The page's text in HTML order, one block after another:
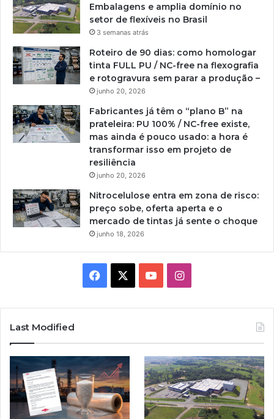
Embalagens e amplia domínio no
setor de flexíveis no Brasil
3 semanas atrás
Roteiro de 90 dias: como homologar
tinta FULL PU / NC-free na flexografia
e rotogravura sem parar a produção –
junho 20, 2026
Fabricantes já têm o “plano B” na
prateleira: PU 100% / NC-free existe,
mas ainda é pouco usado: a hora é
transformar isso em projeto de
resiliência
junho 20, 2026
Nitrocelulose entra em zona de risco:
preço sobe, oferta aperta e o
mercado de tintas já sente o choque
junho 18, 2026
Facebook YouTubeInstagram
Last Modified